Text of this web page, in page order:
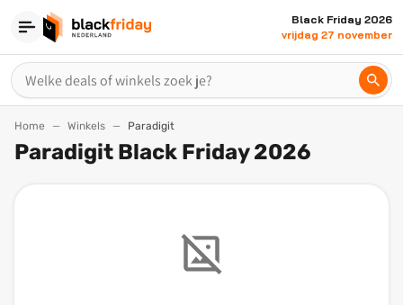
Black Friday 2026
vrijdag 27 november
Home Winkels Paradigit
Paradigit Black Friday 2026